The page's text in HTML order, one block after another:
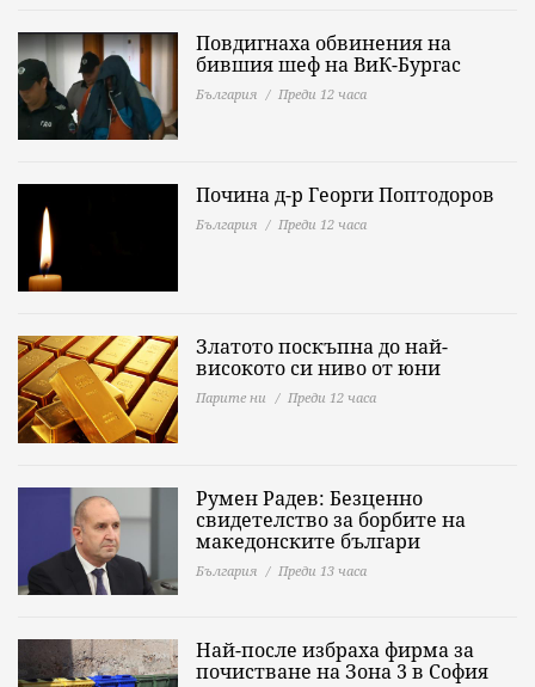
Повдигнаха обвинения на
бившия шеф на ВиК-Бургас
България Преди 12 часа
Почина д-р Георги Поптодоров
България Преди 12 часа
Златото поскъпна до най-
високото си ниво от юни
Парите ни Преди 12 часа
Румен Радев: Безценно
свидетелство за борбите на
македонските българи
България Преди 13 часа
Най-после избраха фирма за
почистване на Зона 3 в София